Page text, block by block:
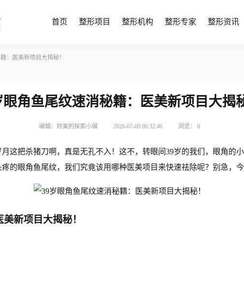
首页 整形项目 整形机构 整形专家 整形资讯
：医美新项目大揭秘！
眼角鱼尾纹速消秘籍：医美新项目大揭
编辑：妳美的探索小编 2026-07-09 06:32:46 浏览：0
这把杀猪刀啊，真是无孔不入！这不，转眼间39岁的我们，眼角的
的眼角鱼尾纹，我们究竟该用哪种医美项目来快速祛除呢？别急，
新项目大揭秘！